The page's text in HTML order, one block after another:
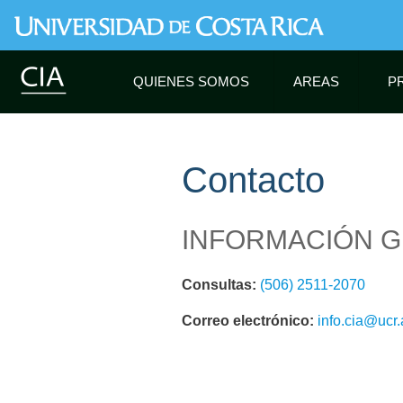
QUIENES SOMOS AREAS
Contacto
INFORMACIÓN
Consultas: (506) 2511-2070
Correo electrónico: